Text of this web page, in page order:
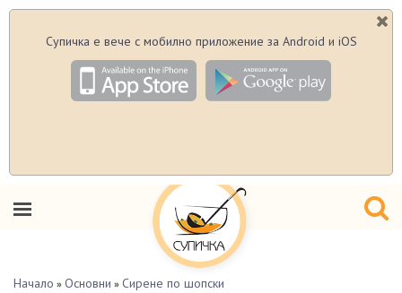
Супичка е вече с мобилно приложение за Android и iOS
Начало » Основни » Сирене по шопски